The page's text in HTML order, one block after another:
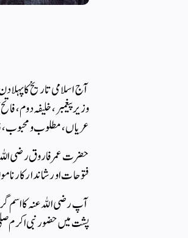
آج اسلامی تاریخ کا
وزیر پیغمبر ، خلیفہ دوم
عریاں ، مطلوب و محبوب،
حضرت عمر فاروق رضی
فتوحات اور شاندار
آپ رضی اللہ عنہ کا اسم
پشت میں حضور نبی اکرم